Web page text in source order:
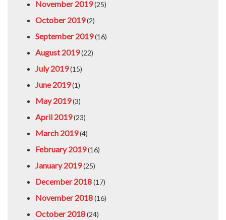
November 2019(25)
October 2019(2)
September 2019(16)
August 2019(22)
July 2019(15)
June 2019(1)
May 2019(3)
April 2019(23)
March 2019(4)
February 2019(16)
January 2019(25)
December 2018(17)
November 2018(16)
October 2018(24)